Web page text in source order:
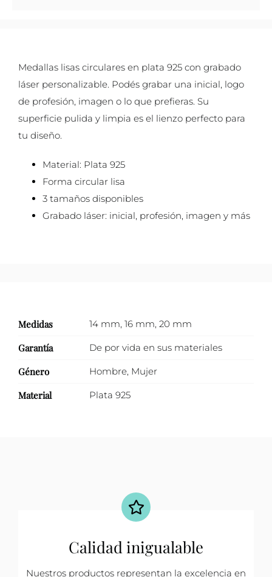
Medallas lisas circulares en plata 925 con grabado
láser personalizable. Podés grabar una inicial, logo
de profesión, imagen o lo que prefieras. Su
superficie pulida y limpia es el lienzo perfecto para
tu diseño.
Material: Plata 925
Forma circular lisa
3 tamaños disponibles
Grabado láser: inicial, profesión, imagen y más
Medidas 14 mm, 16 mm, 20 mm
Garantía De por vida en sus materiales
Género Hombre, Mujer
Material Plata 925
Calidad inigualable
Nuestros productos representan la excelencia en